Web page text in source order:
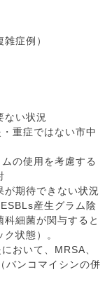
症例）
ない状況
重症ではない市中
の使用を考慮する
が期待できない状況
産生グラム陰
細菌が関与すると
状態）。
おいて、MRSA、
バンコマイシンの併